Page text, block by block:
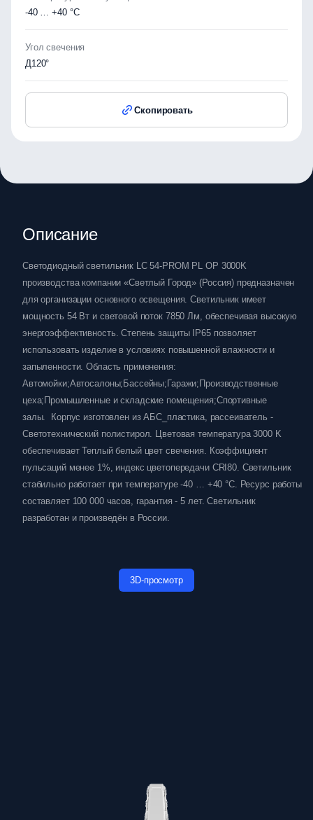
-40 … +40 °C
Угол свечения
Д120°
Скопировать
Описание
Светодиодный светильник LC 54-PROM PL OP 3000K
производства компании «Светлый Город» (Россия) предназначен
для организации основного освещения. Светильник имеет
мощность 54 Вт и световой поток 7850 Лм, обеспечивая высокую
энергоэффективность. Степень защиты IP65 позволяет
использовать изделие в условиях повышенной влажности и
запыленности. Область применения:
Автомойки;Автосалоны;Бассейны;Гаражи;Производственные
цеха;Промышленные и складские помещения;Спортивные
залы. Корпус изготовлен из АБС_пластика, рассеиватель -
Светотехнический полистирол. Цветовая температура 3000 K
обеспечивает Теплый белый цвет свечения. Коэффициент
пульсаций менее 1%, индекс цветопередачи CRI80. Светильник
стабильно работает при температуре -40 … +40 °C. Ресурс работы
составляет 100 000 часов, гарантия - 5 лет. Светильник
разработан и произведён в России.
3D-просмотр